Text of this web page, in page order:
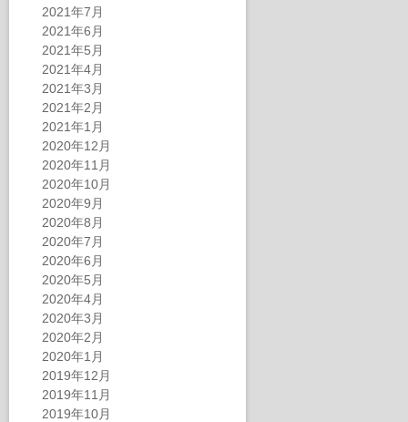
2021年7月
2021年6月
2021年5月
2021年4月
2021年3月
2021年2月
2021年1月
2020年12月
2020年11月
2020年10月
2020年9月
2020年8月
2020年7月
2020年6月
2020年5月
2020年4月
2020年3月
2020年2月
2020年1月
2019年12月
2019年11月
2019年10月